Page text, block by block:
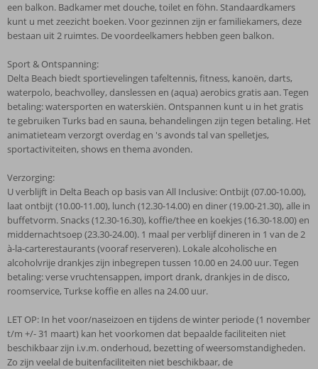
een balkon. Badkamer met douche, toilet en föhn. Standaardkamers
kunt u met zeezicht boeken. Voor gezinnen zijn er familiekamers, deze
bestaan uit 2 ruimtes. De voordeelkamers hebben geen balkon.
Sport & Ontspanning:
Delta Beach biedt sportievelingen tafeltennis, fitness, kanoën, darts,
waterpolo, beachvolley, danslessen en (aqua) aerobics gratis aan. Tegen
betaling: watersporten en waterskiën. Ontspannen kunt u in het gratis
te gebruiken Turks bad en sauna, behandelingen zijn tegen betaling. Het
animatieteam verzorgt overdag en 's avonds tal van spelletjes,
sportactiviteiten, shows en thema avonden.
Verzorging:
U verblijft in Delta Beach op basis van All Inclusive: Ontbijt (07.00-10.00),
laat ontbijt (10.00-11.00), lunch (12.30-14.00) en diner (19.00-21.30), alle in
buffetvorm. Snacks (12.30-16.30), koffie/thee en koekjes (16.30-18.00) en
middernachtsoep (23.30-24.00). 1 maal per verblijf dineren in 1 van de 2
à-la-carterestaurants (vooraf reserveren). Lokale alcoholische en
alcoholvrije drankjes zijn inbegrepen tussen 10.00 en 24.00 uur. Tegen
betaling: verse vruchtensappen, import drank, drankjes in de disco,
roomservice, Turkse koffie en alles na 24.00 uur.
LET OP: In het voor/naseizoen en tijdens de winter periode (1 november
t/m +/- 31 maart) kan het voorkomen dat bepaalde faciliteiten niet
beschikbaar zijn i.v.m. onderhoud, bezetting of weersomstandigheden.
Zo zijn veelal de buitenfaciliteiten niet beschikbaar, de